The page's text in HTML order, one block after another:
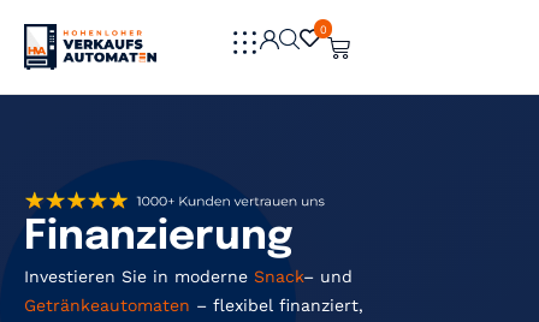
0
0
Finanzierung
Investieren Sie in moderne Snack– und
Getränkeautomaten – flexibel finanziert,